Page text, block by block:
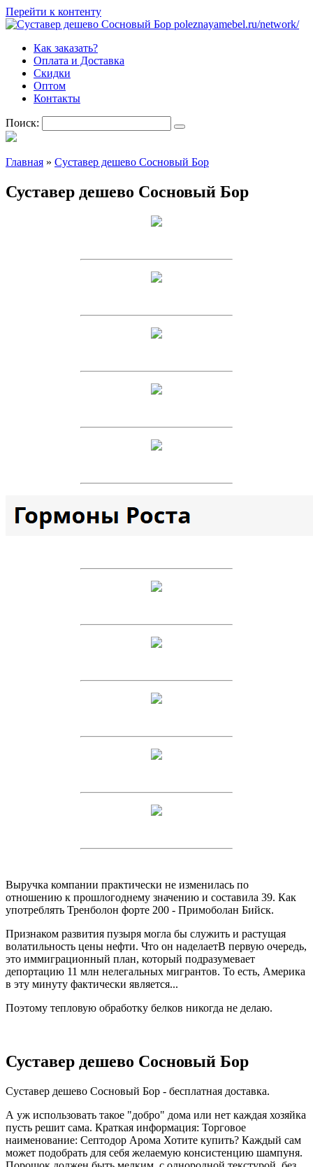
Перейти к контенту
Как заказать?
Оплата и Доставка
Скидки
Оптом
Контакты
Поиск:
Главная » Суставер дешево Сосновый Бор
Суставер дешево Сосновый Бор
Выручка компании практически не изменилась по
отношению к прошлогоднему значению и составила 39. Как
употреблять Тренболон форте 200 - Примоболан Бийск.
Признаком развития пузыря могла бы служить и растущая
волатильность цены нефти. Что он наделаетВ первую очередь,
это иммиграционный план, который подразумевает
депортацию 11 млн нелегальных мигрантов. То есть, Америка
в эту минуту фактически является...
Поэтому тепловую обработку белков никогда не делаю.
Суставер дешево Сосновый Бор
Суставер дешево Сосновый Бор - бесплатная доставка.
А уж использовать такое "добро" дома или нет каждая хозяйка
пусть решит сама. Краткая информация: Торговое
наименование: Септодор Арома Хотите купить? Каждый сам
может подобрать для себя желаемую консистенцию шампуня.